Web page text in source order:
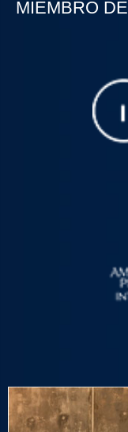
MIEMBRO DE